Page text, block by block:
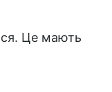
Це мають